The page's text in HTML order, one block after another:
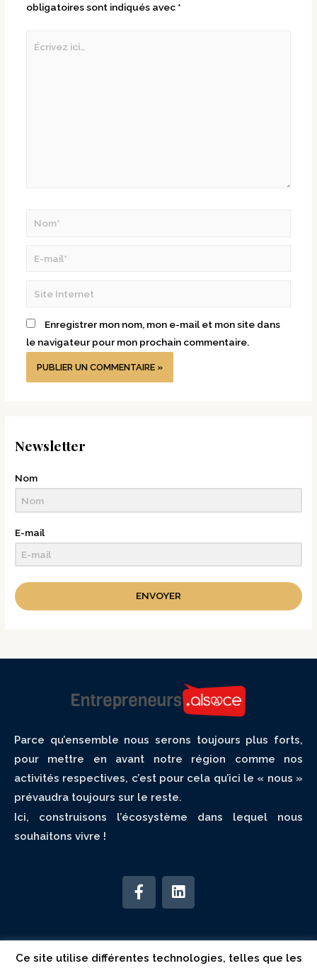
obligatoires sont indiqués avec *
Enregistrer mon nom, mon e-mail et mon site dans
le navigateur pour mon prochain commentaire.
Newsletter
Nom
E-mail
ENVOYER
Parce qu’ensemble nous serons toujours plus forts,
pour mettre en avant notre région comme nos
activités respectives, c’est pour cela qu’ici le « nous »
prévaudra toujours sur le reste.
Ici, construisons l’écosystème dans lequel nous
souhaitons vivre !
Ce site utilise différentes technologies, telles que les